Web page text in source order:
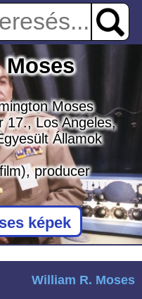
Moses
Los Angeles,
Államok
, producer
képek
William R. Moses